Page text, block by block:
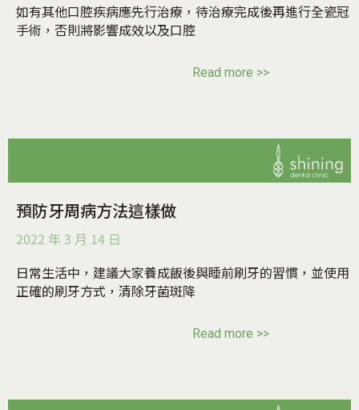
如有其他口腔疾病應先行治療，待治療完成後再進行全瓷冠
手術，否則將影響成效以及口腔
Read more >>
預防牙周病方法這樣做
2022 年 3 月 14 日
日常生活中，建議大家養成飯後與睡前刷牙的習慣，並使用
正確的刷牙方式，清除牙菌斑降
Read more >>